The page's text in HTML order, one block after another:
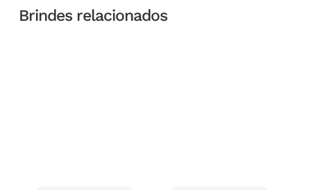
Brindes relacionados